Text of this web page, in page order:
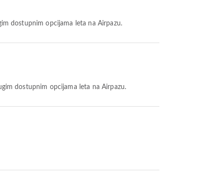
dostupnim opcijama leta na Airpazu.
dostupnim opcijama leta na Airpazu.